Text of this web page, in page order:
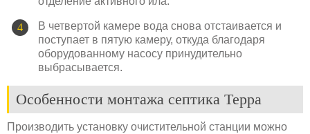
В четвертой камере вода снова отстаивается и
поступает в пятую камеру, откуда благодаря
оборудованному насосу принудительно
выбрасывается.
Особенности монтажа септика Терра
Производить установку очистительной станции можно